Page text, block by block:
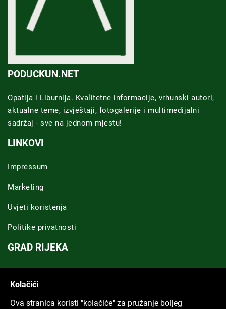
PODUCKUN.NET
Opatija i Liburnija. Kvalitetne informacije, vrhunski autori,
aktualne teme, izvještaji, fotogalerije i multimedijalni
sadržaj - sve na jednom mjestu!
LINKOVI
Impressum
Marketing
Uvjeti koristenja
Politike privatnosti
GRAD RIJEKA
Kolačići
Ova stranica koristi "kolačiće" za pružanje boljeg